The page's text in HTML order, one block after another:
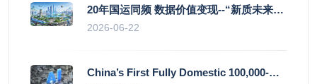
20年国运同频 数据价值变现--“新质未来”平台开启产业通证新时代
2026-06-22
China’s First Fully Domestic 100,000-Card AI Supercluster Launched in Zhengzhou, Integrated Into National Supercomputing Internet